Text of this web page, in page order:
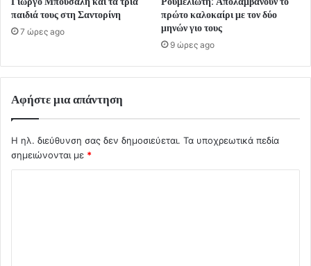
παιδιά τους στη Σαντορίνη
7 ώρες ago
πρώτο καλοκαίρι με τον δύο
μηνών γιο τους
9 ώρες ago
Αφήστε μια απάντηση
Η ηλ. διεύθυνση σας δεν δημοσιεύεται. Τα υποχρεωτικά πεδία
σημειώνονται με *